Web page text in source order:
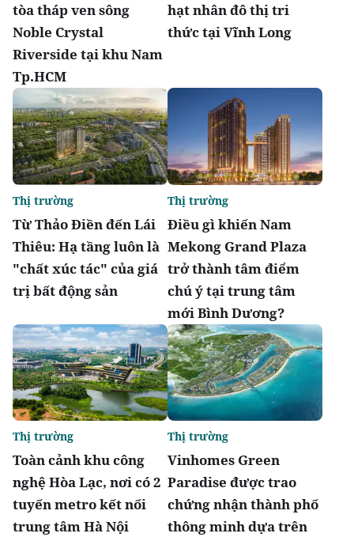
tòa tháp ven sông
Noble Crystal
Riverside tại khu Nam
Tp.HCM
hạt nhân đô thị tri
thức tại Vĩnh Long
Từ Thảo Điền đến Lái
Thiêu: Hạ tầng luôn là
"chất xúc tác" của giá
trị bất động sản
Thị trường
Điều gì khiến Nam
Mekong Grand Plaza
trở thành tâm điểm
chú ý tại trung tâm
mới Bình Dương?
Thị trường
Toàn cảnh khu công
nghệ Hòa Lạc, nơi có 2
tuyến metro kết nối
trung tâm Hà Nội
Thị trường
Vinhomes Green
Paradise được trao
chứng nhận thành phố
thông minh dựa trên
Thị trường